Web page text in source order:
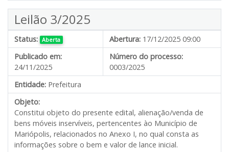
Leilão 3/2025
Status: Aberta Abertura: 17/12/2025 09:00
Publicado em:
24/11/2025
Número do processo:
0003/2025
Entidade: Prefeitura
Objeto:
Constitui objeto do presente edital, alienação/venda de
bens móveis inservíveis, pertencentes ào Município de
Mariópolis, relacionados no Anexo I, no qual consta as
informações sobre o bem e valor de lance inicial.